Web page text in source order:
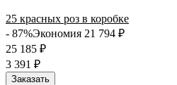
25 красных роз в коробке
- 87%Экономия 21 794 ₽
25 185 ₽
3 391 ₽
Заказать